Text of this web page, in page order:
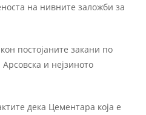
на нивните заложби за
постојаните закани по
и нејзиното
дека Цементара која е